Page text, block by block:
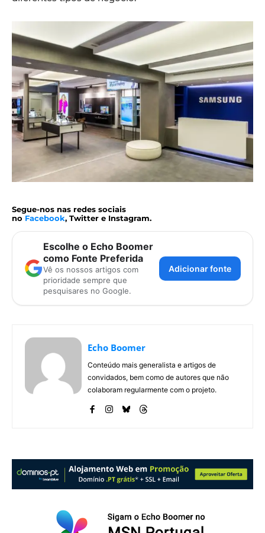
Segue-nos nas redes sociais
no Facebook, Twitter e Instagram.
Escolhe o Echo Boomer
como Fonte Preferida
Vê os nossos artigos com
prioridade sempre que
pesquisares no Google.
Adicionar fonte
Echo Boomer
Conteúdo mais generalista e artigos de
convidados, bem como de autores que não
colaboram regularmente com o projeto.